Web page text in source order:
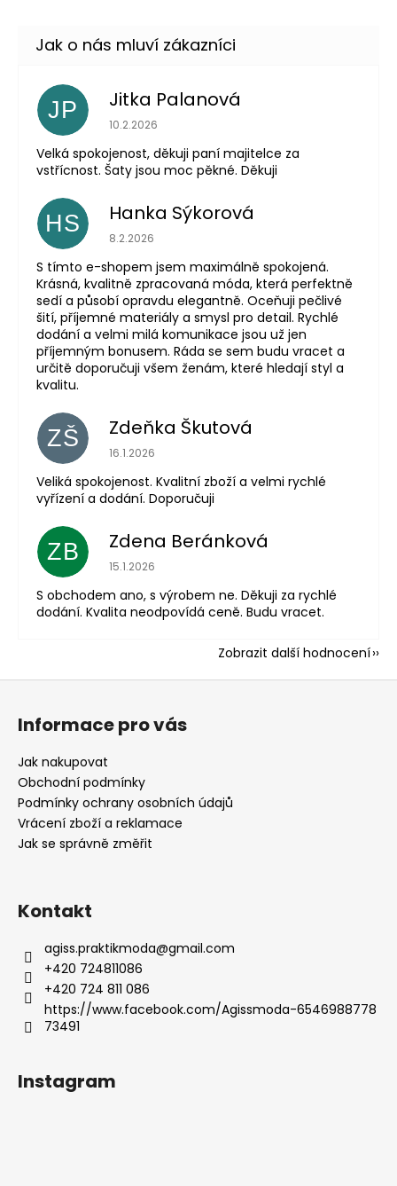
JP Jitka Palanová
Hodnocení obchodu je 5 z 5 hvězdiček.
10.2.2026
Velká spokojenost, děkuji paní majitelce za
vstřícnost. Šaty jsou moc pěkné. Děkuji
HS Hanka Sýkorová
Hodnocení obchodu je 5 z 5 hvězdiček.
8.2.2026
S tímto e-shopem jsem maximálně spokojená.
Krásná, kvalitně zpracovaná móda, která perfektně
sedí a působí opravdu elegantně. Oceňuji pečlivé
šití, příjemné materiály a smysl pro detail. Rychlé
dodání a velmi milá komunikace jsou už jen
příjemným bonusem. Ráda se sem budu vracet a
určitě doporučuji všem ženám, které hledají styl a
kvalitu.
ZŠ Zdeňka Škutová
Hodnocení obchodu je 5 z 5 hvězdiček.
16.1.2026
Veliká spokojenost. Kvalitní zboží a velmi rychlé
vyřízení a dodání. Doporučuji
ZB Zdena Beránková
Hodnocení obchodu je 1 z 5 hvězdiček.
15.1.2026
S obchodem ano, s výrobem ne. Děkuji za rychlé
dodání. Kvalita neodpovídá ceně. Budu vracet.
Zobrazit další hodnocení
Z
Informace pro vás
Jak nakupovat
Obchodní podmínky
Podmínky ochrany osobních údajů
Vrácení zboží a reklamace
Jak se správně změřit
Kontakt
agiss.praktikmoda@gmail.com
+420 724811086
+420 724 811 086
https://www.facebook.com/Agissmoda-6546988778
73491
Instagram